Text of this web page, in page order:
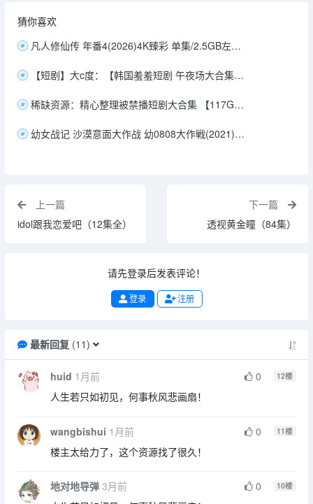
猜你喜欢
凡人修仙传 年番4(2026)4K臻彩 单集/2.5GB左右 （更新至最新183） 【含虚天殿剪辑版】
【短剧】大c度：【韩国羞羞短剧 午夜场大合集202部】
稀缺资源：精心整理被禁播短剧大合集 【117GB】
幼女战记 沙漠意面大作战 幼0808大作戦(2021) [日本] [喜剧/动画/短片/战争] 日语分
上一篇
idol跟我恋爱吧（12集全）
下一篇
透视黄金瞳（84集）
请先登录后发表评论！
登录 注册
最新回复(11)
huid 1月前 0 12楼
人生若只如初见，何事秋风悲画扇！
wangbishui 1月前 0 11楼
楼主太给力了，这个资源找了很久！
地对地导弹 3月前 0 10楼